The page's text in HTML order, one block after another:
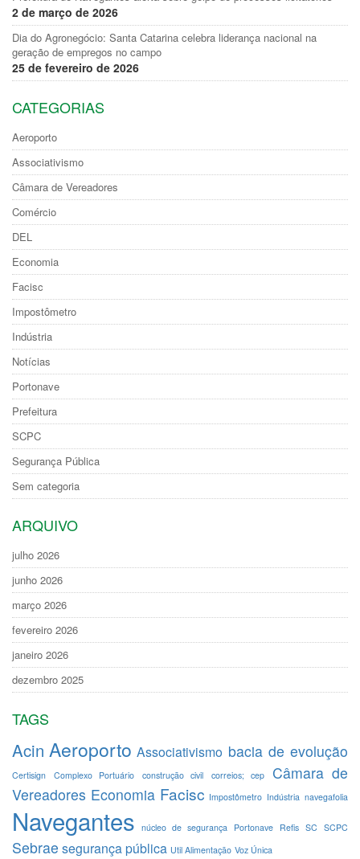
2 de março de 2026
Dia do Agronegócio: Santa Catarina celebra liderança nacional na
geração de empregos no campo
25 de fevereiro de 2026
CATEGORIAS
Aeroporto
Associativismo
Câmara de Vereadores
Comércio
DEL
Economia
Facisc
Impostômetro
Indústria
Notícias
Portonave
Prefeitura
SCPC
Segurança Pública
Sem categoria
ARQUIVO
julho 2026
junho 2026
março 2026
fevereiro 2026
janeiro 2026
dezembro 2025
TAGS
Acin Aeroporto Associativismo bacia de evolução
Certisign Complexo Portuário construção civil correios; cep
Câmara de
Vereadores Economia Facisc Impostômetro Indústria navegafolia
Navegantes núcleo de segurança Portonave Refis SC SCPC
Sebrae segurança pública Util Alimentação Voz Única